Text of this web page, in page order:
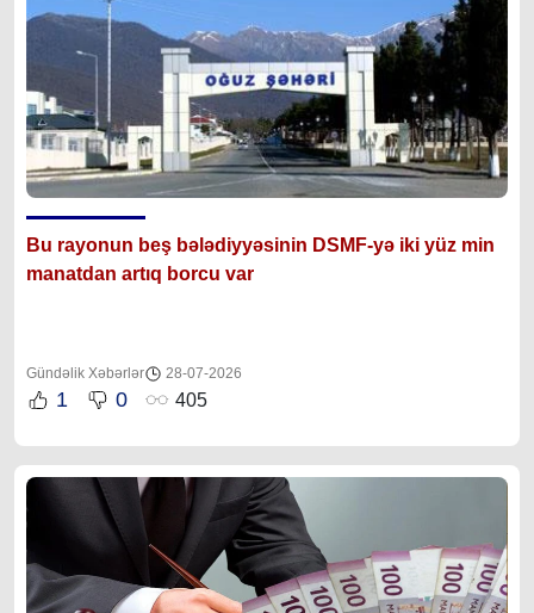
Bu rayonun beş bələdiyyəsinin DSMF-yə iki yüz min
manatdan artıq borcu var
Gündəlik Xəbərlər 28-07-2026
1 0 405